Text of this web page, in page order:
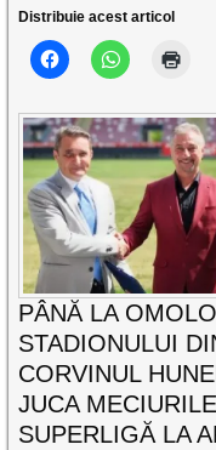
Distribuie acest articol
PÂNĂ LA
STADIONULUI
CORVINUL
JUCA
SUPERLIGĂ LA